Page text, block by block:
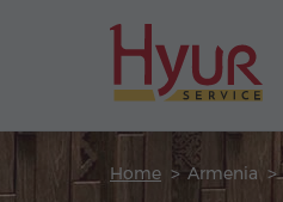
Home Armenia